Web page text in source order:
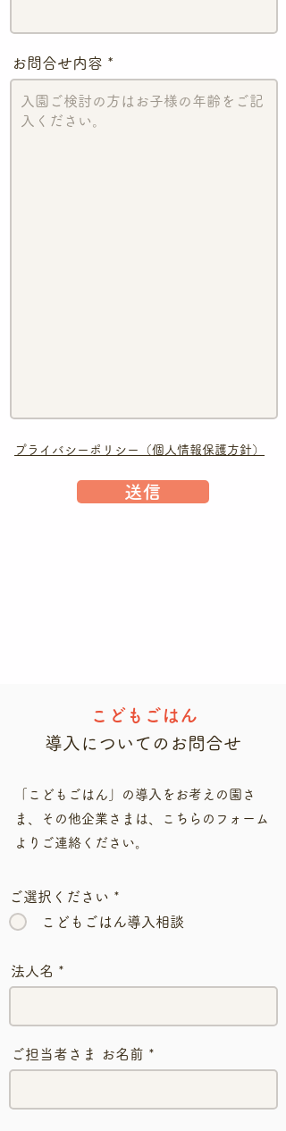
お問合せ内容
​プライバシーポリシー（個人情報保護方針）
送信
​こどもごはん
​導入についてのお問合せ
​「こどもごはん」の導入をお考えの園さ
ま、その他企業さまは、こちらのフォーム
よりご連絡ください。
ご選択ください *
こどもごはん導入相談
法人名
ご担当者さま お名前